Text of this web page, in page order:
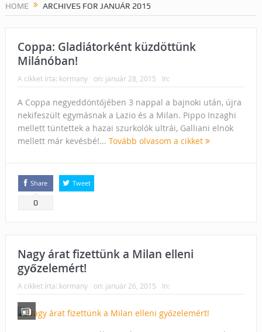
HOME ARCHIVES FOR JANUÁR 2015
Coppa: Gladiátorként küzdöttünk
Milánóban!
A cikket írta: kormany on: január 28, 2015 In:
A Coppa negyeddöntőjében 3 nappal a bajnoki után, újra
nekifeszült egymásnak a Lazio és a Milan. Pippo Inzaghi
mellett tüntettek a hazai szurkolók ultrái, Galliani elnök
mellett már kevésbé!... Tovább olvasom a cikket
Share
0
Tweet
Nagy árat fizettünk a Milan elleni
győzelemért!
A cikket írta: kormany on: január 26, 2015 In: